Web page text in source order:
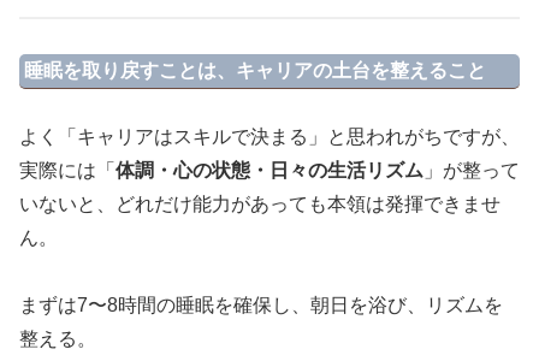
睡眠を取り戻すことは、キャリアの土台を整えること
よく「キャリアはスキルで決まる」と思われがちですが、
実際には「 体調・心の状態・日々の生活リズム 」が整って
いないと、どれだけ能力があっても本領は発揮できませ
ん。
まずは7〜8時間の睡眠を確保し、朝日を浴び、リズムを
整える。